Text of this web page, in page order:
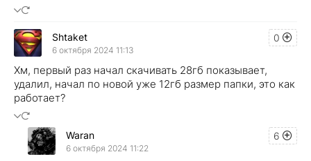
0
Shtaket
6 октября 2024 11:13
Хм, первый раз начал скачивать 28гб показывает,
удалил, начал по новой уже 12гб размер папки, это как
работает?
6
Waran
6 октября 2024 11:22